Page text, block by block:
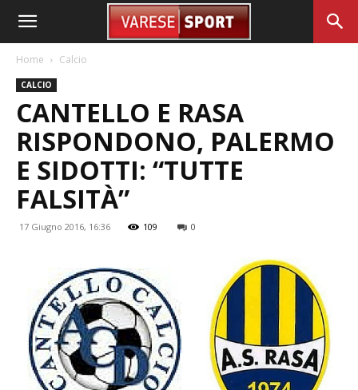
Home Calcio
CALCIO
CANTELLO E RASA
RISPONDONO, PALERMO
E SIDOTTI: “TUTTE
FALSITÀ”
17 Giugno 2016, 16:36 109 0